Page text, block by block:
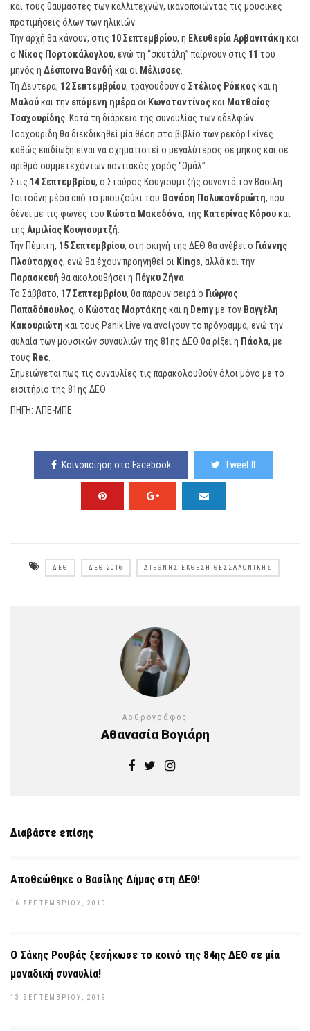
και τους θαυμαστές των καλλιτεχνών, ικανοποιώντας τις μουσικές
προτιμήσεις όλων των ηλικιών.
Την αρχή θα κάνουν, στις 10 Σεπτεμβρίου, η Ελευθερία Αρβανιτάκη και
ο Νίκος Πορτοκάλογλου, ενώ τη “σκυτάλη” παίρνουν στις 11 του
μηνός η Δέσποινα Βανδή και οι Μέλισσες
Τη Δευτέρα, 12 Σεπτεμβρίου, τραγουδούν ο Στέλιος Ρόκκοςκαι η
Μαλούκαι την επόμενη ημέραοι Κωνσταντίνοςκαι Ματθαίος
Τσαχουρίδης . Κατά τη διάρκεια της συναυλίας των αδελφών
Τσαχουρίδη θα διεκδικηθεί μία θέση στο βιβλίο των ρεκόρ Γκίνες
καθώς επιδίωξη είναι να σχηματιστεί ο μεγαλύτερος σε μήκος και σε
αριθμό συμμετεχόντων ποντιακός χορός “Ομάλ”.
Στις 14 Σεπτεμβρίου, ο Σταύρος Κουγιουμτζής συναντά τον Βασίλη
Τσιτσάνη μέσα από το μπουζούκι του Θανάση Πολυκανδριώτη, που
δένει με τις φωνές του Κώστα Μακεδόνα, της Κατερίνας Κόρουκαι
της Αιμιλίας Κουγιουμτζή
Την Πέμπτη, 15 Σεπτεμβρίου, στη σκηνή της ΔΕΘ θα ανέβει ο Γιάννης
Πλούταρχος, ενώ θα έχουν προηγηθεί οι Kings, αλλά και την
Παρασκευή θα ακολουθήσει η Πέγκυ Ζήνα
Το Σάββατο, 17 Σεπτεμβρίου, θα πάρουν σειρά ο Γιώργος
Παπαδόπουλος, ο Κώστας Μαρτάκηςκαι η Demyμε τον Βαγγέλη
Κακουριώτη και τους Panik Live να ανοίγουν το πρόγραμμα, ενώ την
αυλαία των μουσικών συναυλιών της 81ης ΔΕΘ θα ρίξει η Πάολα, με
τους Rec
Σημειώνεται πως τις συναυλίες τις παρακολουθούν όλοι μόνο με το
εισιτήριο της 81ης ΔΕΘ.
ΠΗΓΗ: ΑΠΕ-ΜΠΕ
Κοινοποίηση στο Facebook Tweet It
ΔΕΘ ΔΕΘ 2016 ΔΙΕΘΝΉΣ ΈΚΘΕΣΗ ΘΕΣΣΑΛΟΝΊΚΗΣ
Αρθρογράφος
Αθανασία Βογιάρη
Διαβάστε επίσης
Αποθεώθηκε ο Βασίλης Δήμας στη ΔΕΘ!
16 ΣΕΠΤΕΜΒΡΊΟΥ, 2019
Ο Σάκης Ρουβάς ξεσήκωσε το κοινό της 84ης ΔΕΘ σε μία
μοναδική συναυλία!
13 ΣΕΠΤΕΜΒΡΊΟΥ, 2019